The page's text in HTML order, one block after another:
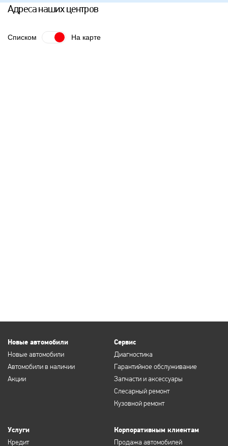
Адреса наших центров
Списком На карте
Новые автомобили
Новые автомобили
Автомобили в наличии
Акции
Сервис
Диагностика
Гарантийное обслуживание
Запчасти и аксессуары
Слесарный ремонт
Кузовной ремонт
Услуги
Кредит
Корпоративным клиентам
Продажа автомобилей